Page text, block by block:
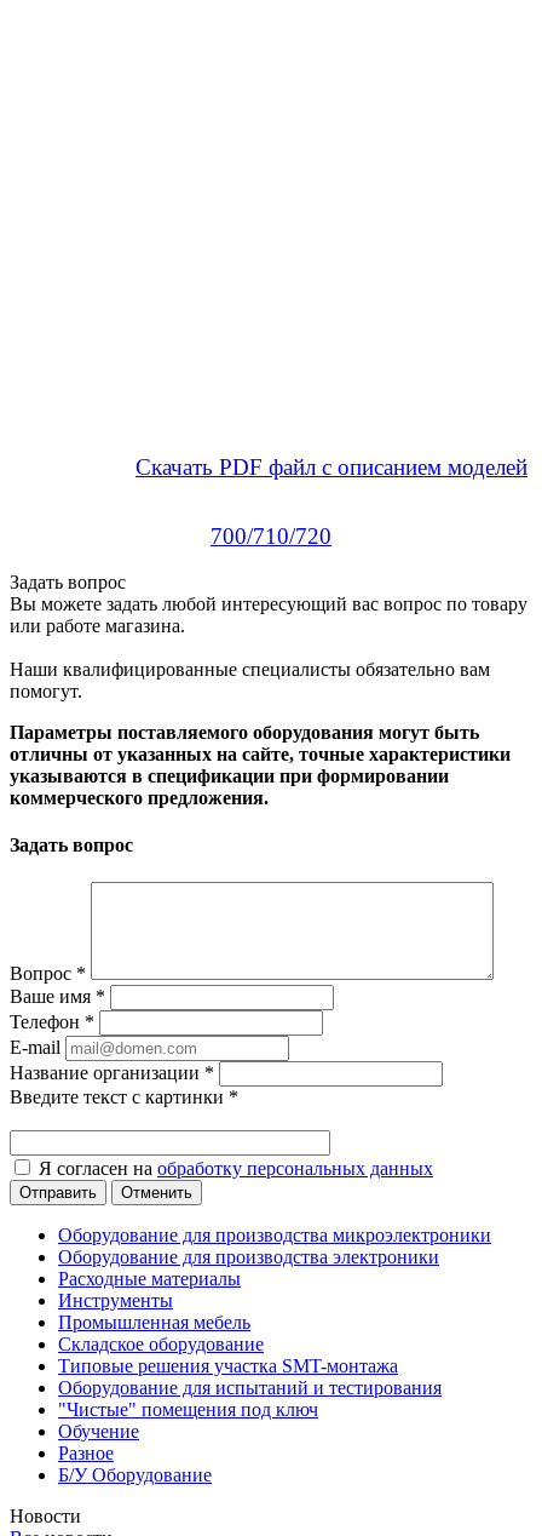
Скачать PDF файл с описанием моделей
700/710/720
Задать вопрос
Вы можете задать любой интересующий вас вопрос по товару
или работе магазина.
Наши квалифицированные специалисты обязательно вам
помогут.
Параметры поставляемого оборудования могут быть
отличны от указанных на сайте, точные характеристики
указываются в спецификации при формировании
коммерческого предложения.
Задать вопрос
Вопрос *
Ваше имя *
Телефон *
E-mail
Название организации *
Введите текст с картинки *
Я согласен на обработку персональных данных
Отменить
Оборудование для производства микроэлектроники
Оборудование для производства электроники
Расходные материалы
Инструменты
Промышленная мебель
Складское оборудование
Типовые решения участка SMT-монтажа
Оборудование для испытаний и тестирования
"Чистые" помещения под ключ
Обучение
Разное
Б/У Оборудование
Новости